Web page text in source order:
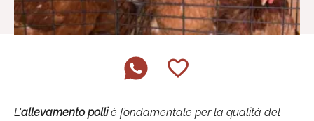
L'allevamento polliè fondamentale per la qualità del